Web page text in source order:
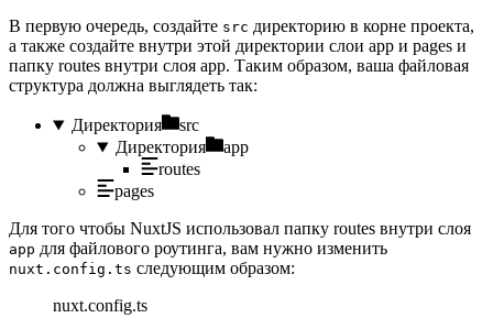
В первую очередь, создайте src директорию в корне проекта,
а также создайте внутри этой директории слои app и pages и
папку routes внутри слоя app. Таким образом, ваша файловая
структура должна выглядеть так:
Директория
src
Директория
app
routes
pages
Для того чтобы NuxtJS использовал папку routes внутри слоя
app для файлового роутинга, вам нужно изменить
nuxt.config.ts следующим образом:
nuxt.config.ts